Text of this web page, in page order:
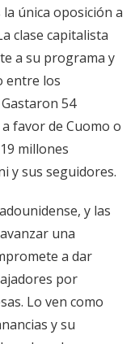
la única oposición a
clase capitalista
a su programa y
entre los
54
favor de Cuomo o
millones
y sus seguidores.
y las
una
a dar
por
Lo ven como
y su